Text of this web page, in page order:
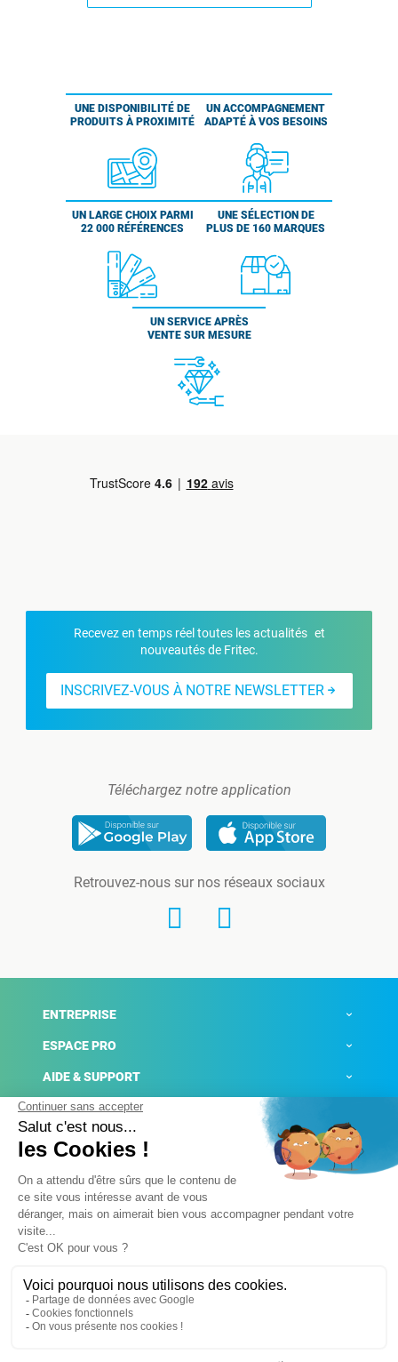
UNE DISPONIBILITÉ DE
PRODUITS À PROXIMITÉ
UN ACCOMPAGNEMENT
ADAPTÉ À VOS BESOINS
UN LARGE CHOIX PARMI
22 000 RÉFÉRENCES
UNE SÉLECTION DE
PLUS DE 160 MARQUES
UN SERVICE APRÈS
VENTE SUR MESURE
Recevez en temps réel toutes les actualités et
nouveautés de Fritec.
INSCRIVEZ-VOUS À NOTRE NEWSLETTER
Téléchargez notre application
Retrouvez-nous sur nos réseaux sociaux
ENTREPRISE
ESPACE PRO
AIDE & SUPPORT
ACTUALITÉS
Mentions légales
Conditions générales de ventes
Plateforme de signalement